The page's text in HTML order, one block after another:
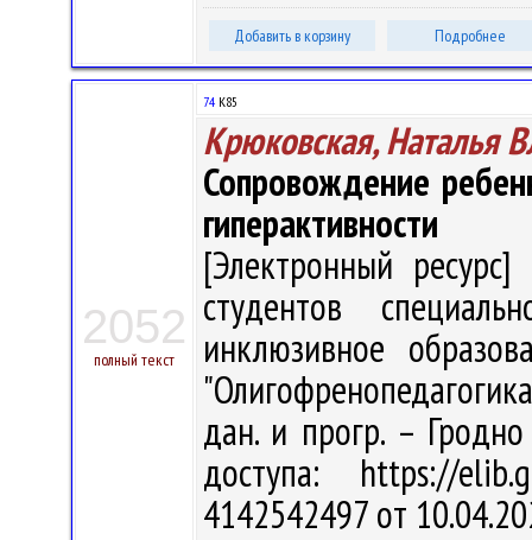
Добавить в корзину Подробнее
2052
полный текст
74 К85
Крюковская, Наталья
Сопровождение
гиперактивности
[Электронный
студентов
инклюзивное
дан. и прогр. –
доступа: https://
4142542497 от